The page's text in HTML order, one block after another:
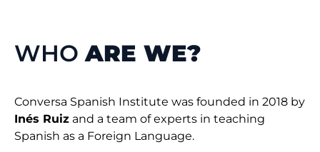
WHOARE WE?
Conversa Spanish Institute was founded in 2018 by
Inés Ruiz and a team of experts in teaching
Spanish as a Foreign Language.